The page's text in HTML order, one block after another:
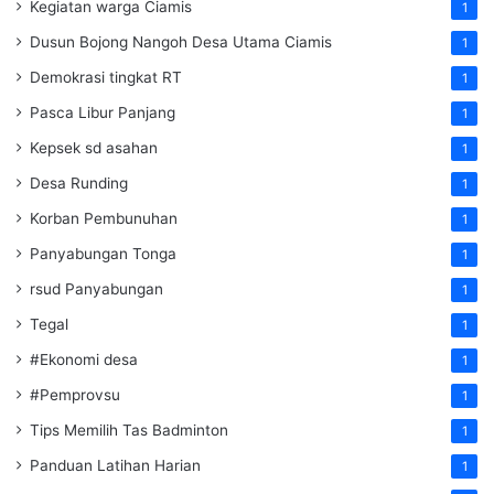
Kegiatan warga Ciamis 1
Dusun Bojong Nangoh Desa Utama Ciamis 1
Demokrasi tingkat RT 1
Pasca Libur Panjang 1
Kepsek sd asahan 1
Desa Runding 1
Korban Pembunuhan 1
Panyabungan Tonga 1
rsud Panyabungan 1
Tegal 1
#Ekonomi desa 1
#Pemprovsu 1
Tips Memilih Tas Badminton 1
Panduan Latihan Harian 1